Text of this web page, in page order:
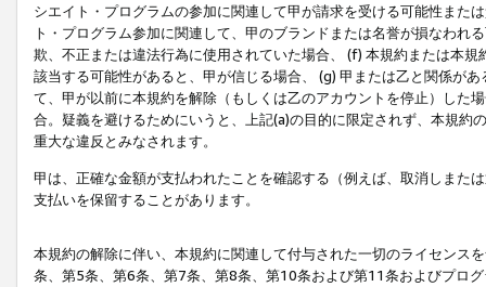
シエイト・プログラムの参加に関連して甲が請求を受ける可能性また
ト・プログラム参加に関連して、甲のブランドまたは名誉が損なわれ
欺、不正または違法行為に使用されていた場合、 (f) 本規約または本
該当する可能性があると、甲が信じる場合、 (g) 甲または乙と関係が
て、甲が以前に本規約を解除（もしくは乙のアカウントを停止）した
合。疑義を避けるためにいうと、上記(a)の目的に限定されず、本規
重大な違反とみなされます。
甲は、正確な金額が支払われたことを確認する（例えば、取消しまた
支払いを保留することがあります。
本規約の解除に伴い、本規約に関連して付与された一切のライセンス
条、第5条、第6条、第7条、第8条、第10条および第11条およびプロ